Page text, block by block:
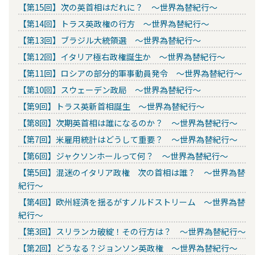
【第15回】次の英首相はだれに？ ～世界為替紀行～
【第14回】トラス英政権の行方 ～世界為替紀行～
【第13回】ブラジル大統領選 ～世界為替紀行～
【第12回】イタリア極右政権誕生か ～世界為替紀行～
【第11回】ロシアの部分的軍事動員発令 ～世界為替紀行～
【第10回】スウェーデン政局 ～世界為替紀行～
【第9回】トラス英新首相誕生 ～世界為替紀行～
【第8回】次期英首相は誰になるのか？ ～世界為替紀行～
【第7回】米雇用統計はどうして重要？ ～世界為替紀行～
【第6回】ジャクソンホールって何？ ～世界為替紀行～
【第5回】混迷のイタリア政権 次の首相は誰？ ～世界為替
紀行～
【第4回】欧州経済を揺るがすノルドストリーム ～世界為替
紀行～
【第3回】スリランカ破綻！その行方は？ ～世界為替紀行～
【第2回】どうなる？ジョンソン英政権 ～世界為替紀行～